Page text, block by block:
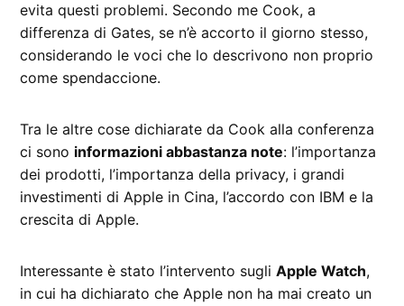
evita questi problemi. Secondo me Cook, a
differenza di Gates, se n’è accorto il giorno stesso,
considerando le voci che lo descrivono non proprio
come spendaccione.
Tra le altre cose dichiarate da Cook alla conferenza
ci sono informazioni abbastanza note: l’importanza
dei prodotti, l’importanza della privacy, i grandi
investimenti di Apple in Cina, l’accordo con IBM e la
crescita di Apple.
Interessante è stato l’intervento sugliApple Watch,
in cui ha dichiarato che Apple non ha mai creato un